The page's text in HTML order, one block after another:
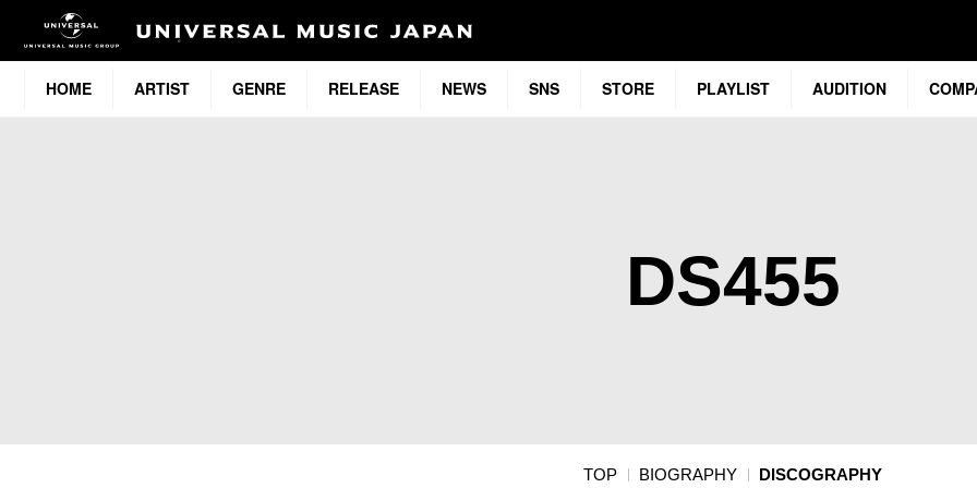
HOME ARTIST GENRE RELEASE NEWS SNS STORE PLAYLIST AUDITION
DS455
TOP BIOGRAPHY DISCOGRAPHY